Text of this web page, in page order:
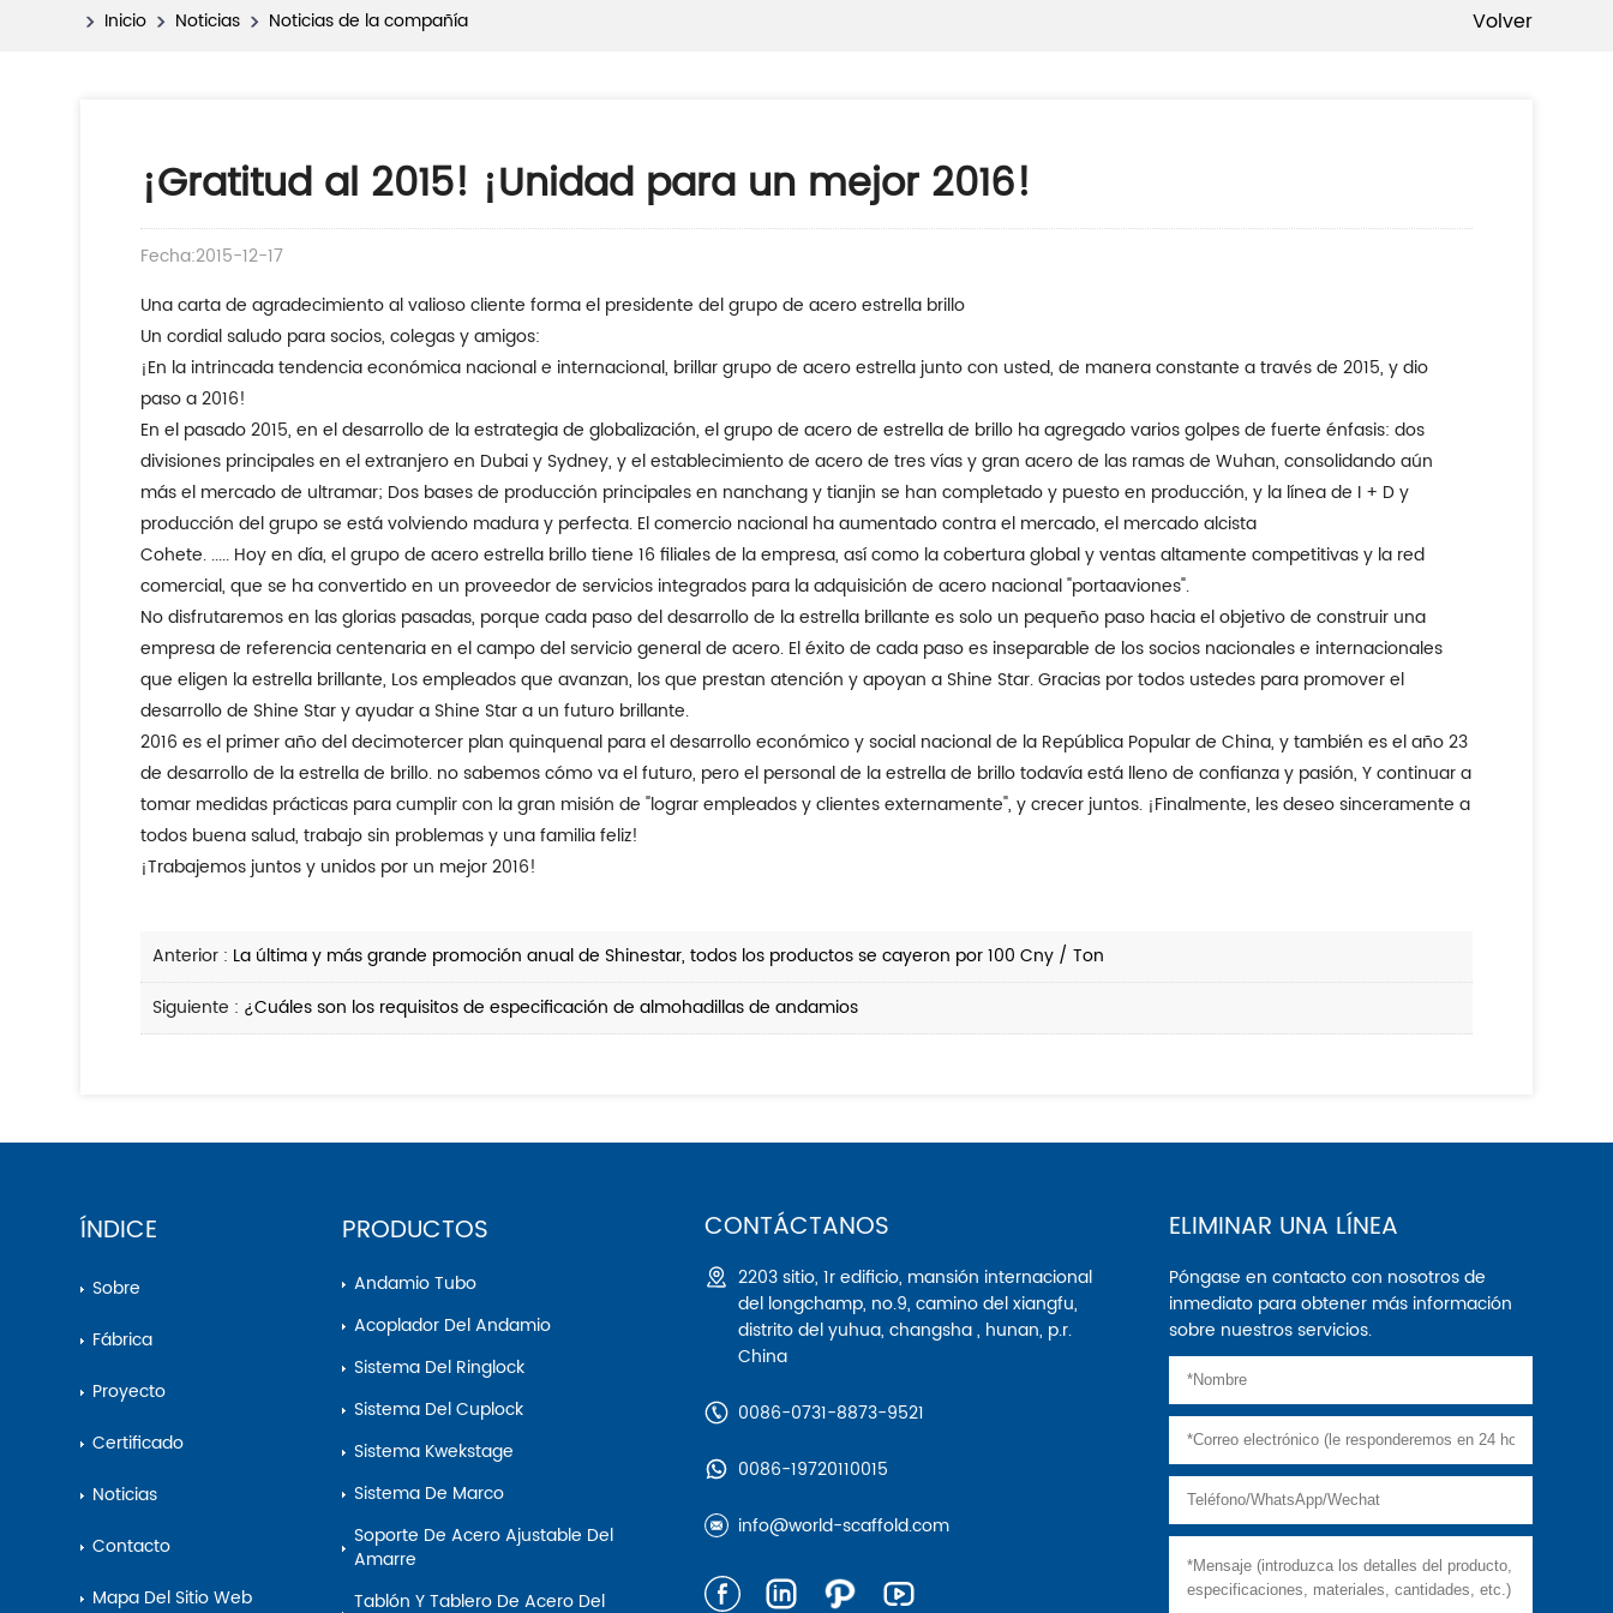
Volver
Inicio Noticias Noticias de la compañía
¡Gratitud al 2015! ¡Unidad para un mejor 2016!
Fecha:2015-12-17
Una carta de agradecimiento al valioso cliente forma el presidente del grupo de acero estrella brillo
Un cordial saludo para socios, colegas y amigos:
¡En la intrincada tendencia económica nacional e internacional, brillar grupo de acero estrella junto con usted, de manera constante a través de 2015, y dio
paso a 2016!
En el pasado 2015, en el desarrollo de la estrategia de globalización, el grupo de acero de estrella de brillo ha agregado varios golpes de fuerte énfasis: dos
divisiones principales en el extranjero en Dubai y Sydney, y el establecimiento de acero de tres vías y gran acero de las ramas de Wuhan, consolidando aún
más el mercado de ultramar; Dos bases de producción principales en nanchang y tianjin se han completado y puesto en producción, y la línea de I + D y
producción del grupo se está volviendo madura y perfecta. El comercio nacional ha aumentado contra el mercado, el mercado alcista
Cohete. ..... Hoy en día, el grupo de acero estrella brillo tiene 16 filiales de la empresa, así como la cobertura global y ventas altamente competitivas y la red
comercial, que se ha convertido en un proveedor de servicios integrados para la adquisición de acero nacional "portaaviones".
No disfrutaremos en las glorias pasadas, porque cada paso del desarrollo de la estrella brillante es solo un pequeño paso hacia el objetivo de construir una
empresa de referencia centenaria en el campo del servicio general de acero. El éxito de cada paso es inseparable de los socios nacionales e internacionales
que eligen la estrella brillante, Los empleados que avanzan, los que prestan atención y apoyan a Shine Star. Gracias por todos ustedes para promover el
desarrollo de Shine Star y ayudar a Shine Star a un futuro brillante.
2016 es el primer año del decimotercer plan quinquenal para el desarrollo económico y social nacional de la República Popular de China, y también es el año 23
de desarrollo de la estrella de brillo. no sabemos cómo va el futuro, pero el personal de la estrella de brillo todavía está lleno de confianza y pasión, Y continuar a
tomar medidas prácticas para cumplir con la gran misión de "lograr empleados y clientes externamente", y crecer juntos. ¡Finalmente, les deseo sinceramente a
todos buena salud, trabajo sin problemas y una familia feliz!
¡Trabajemos juntos y unidos por un mejor 2016!
Anterior : La última y más grande promoción anual de Shinestar, todos los productos se cayeron por 100 Cny / Ton
Siguiente : ¿Cuáles son los requisitos de especificación de almohadillas de andamios
ÍNDICE
Sobre
Fábrica
Proyecto
Certificado
Noticias
Contacto
Mapa Del Sitio Web
PRODUCTOS
Andamio Tubo
Acoplador Del Andamio
Sistema Del Ringlock
Sistema Del Cuplock
Sistema Kwekstage
Sistema De Marco
Soporte De Acero Ajustable Del
Amarre
Tablón Y Tablero De Acero Del
CONTÁCTANOS
2203 sitio, 1r edificio, mansión internacional
del longchamp, no.9, camino del xiangfu,
distrito del yuhua, changsha , hunan, p.r.
China
0086-0731-8873-9521
0086-19720110015
info@world-scaffold.com
ELIMINAR UNA LÍNEA
Póngase en contacto con nosotros de
inmediato para obtener más información
sobre nuestros servicios.